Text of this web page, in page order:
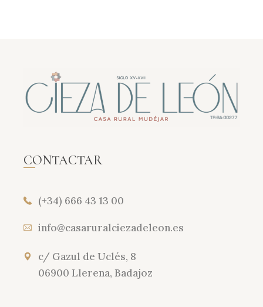
CONTACTAR
(+34) 666 43 13 00
info@casaruralciezadeleon.es
c/ Gazul de Uclés, 8
06900 Llerena, Badajoz